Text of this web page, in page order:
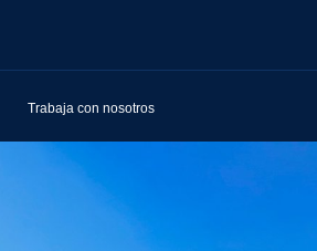
Trabaja con nosotros